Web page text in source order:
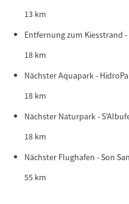
13 km
Entfernung zum Kiesstrand -
18 km
Nächster Aquapark -
18 km
Nächster Naturpark -
18 km
Nächster Flughafen - Son
55 km